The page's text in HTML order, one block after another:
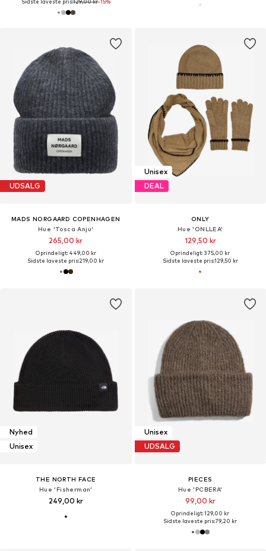
UDSALG
MADS NORGAARD COPENHAGEN
Hue 'Tosca Anju'
265,00 kr
Oprindeligt: 449,00 kr
Sidste laveste pris:219,00 kr
Unisex
DEAL
ONLY
Hue 'ONLLEA'
129,50 kr
Oprindeligt: 375,00 kr
Sidste laveste pris:129,50 kr
Nyhed
Unisex
THE NORTH FACE
Hue 'Fisherman'
249,00 kr
Unisex
UDSALG
PIECES
Hue 'PCBERA'
99,00 kr
Oprindeligt: 129,00 kr
Sidste laveste pris:79,20 kr